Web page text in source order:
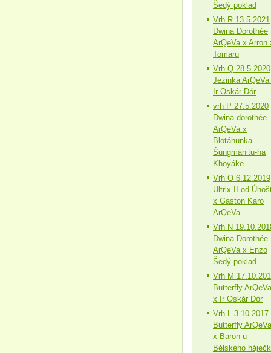
Šedý poklad
Vrh R 13.5.2021
Dwina Dorothée
ArQeVa x Arron
Tomaru
Vrh Q 28.5.2020
Jezinka ArQeVa
Ir Oskár Dór
vrh P 27.5.2020
Dwina dorothée
ArQeVa x
Blotáhunka
Šungmánitu-ha
Khoyáke
Vrh O 6.12.2019
Ultrix II od
x Gaston Karo
ArQeVa
Vrh N
Dwina Dorothée
ArQeVa x Enzo
Šedý poklad
Vrh M
Butterfly ArQeVa
x Ir Oskár Dór
Vrh L 3.10.2017
Butterfly ArQeVa
x Baron u
Bělského